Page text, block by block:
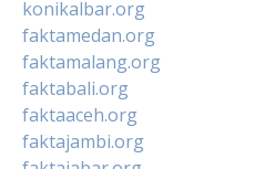
konikalbar.org
faktamedan.org
faktamalang.org
faktabali.org
faktaaceh.org
faktajambi.org